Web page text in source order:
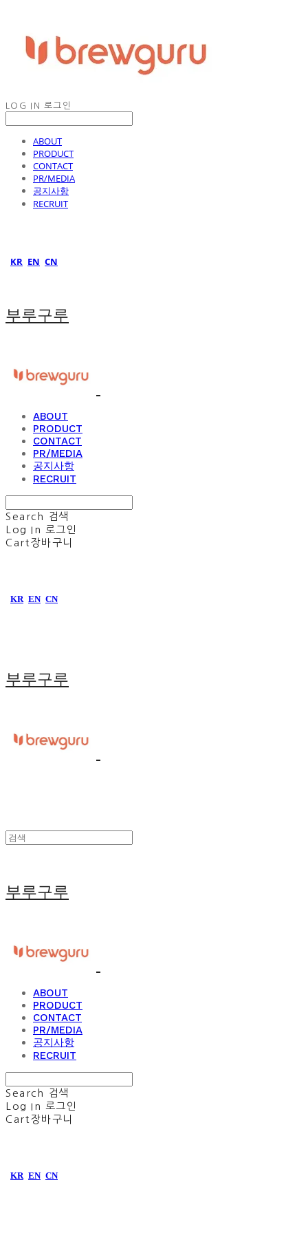
LOG IN 로그인
ABOUT
PRODUCT
CONTACT
PR/MEDIA
공지사항
RECRUIT
KR EN CN
부루구루
ABOUT
PRODUCT
CONTACT
PR/MEDIA
공지사항
RECRUIT
Search
검색
Log In 로그인
Cart 장바구니
KR EN CN
부루구루
부루구루
ABOUT
PRODUCT
CONTACT
PR/MEDIA
공지사항
RECRUIT
Search
검색
Log In 로그인
Cart 장바구니
KR EN CN